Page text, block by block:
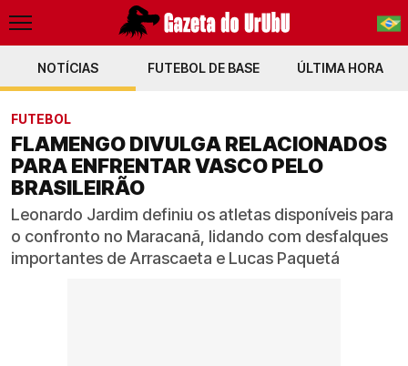
PT-BR
NOTÍCIAS FUTEBOL DE BASE ÚLTIMA HORA
FUTEBOL
FLAMENGO DIVULGA RELACIONADOS
PARA ENFRENTAR VASCO PELO
BRASILEIRÃO
Leonardo Jardim definiu os atletas disponíveis para
o confronto no Maracanã, lidando com desfalques
importantes de Arrascaeta e Lucas Paquetá